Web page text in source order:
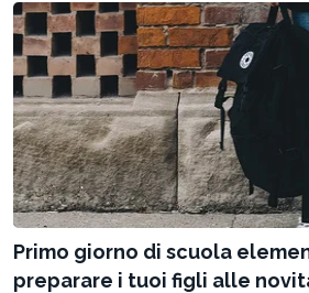
Primo giorno di scuola
preparare i tuoi figli alle